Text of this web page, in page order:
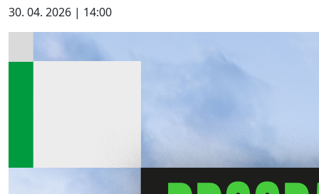
30. 04. 2026 | 14:00